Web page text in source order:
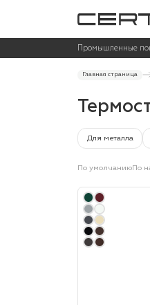
Промышленные
Главная страница
Для металла
По умолчаниюПо